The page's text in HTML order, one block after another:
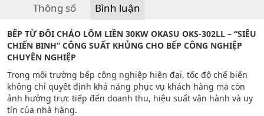
Thông số Bình luận
BẾP TỪ ĐÔI CHẢO LÕM LIỀN 30KW OKASU OKS-302LL – “SIÊU
CHIẾN BINH” CÔNG SUẤT KHỦNG CHO BẾP CÔNG NGHIỆP
CHUYÊN NGHIỆP
Trong môi trường bếp công nghiệp hiện đại, tốc độ chế biến
không chỉ quyết định khả năng phục vụ khách hàng mà còn
ảnh hưởng trực tiếp đến doanh thu, hiệu suất vận hành và uy
tín của nhà hàng.